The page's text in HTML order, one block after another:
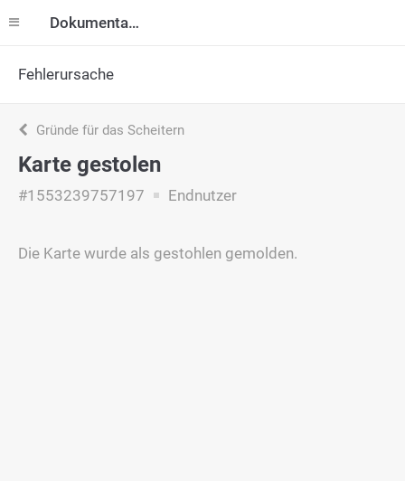
Dokumentation
Fehlerursache
Gründe für das Scheitern
Karte gestolen
#1553239757197 Endnutzer
Die Karte wurde als gestohlen gemolden.